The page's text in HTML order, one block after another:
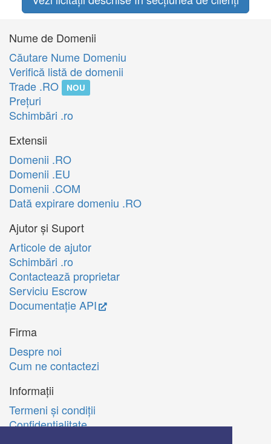
Nume de Domenii
Căutare Nume Domeniu
Verifică listă de domenii
Trade .RO
NOU
Preţuri
Schimbări .ro
Extensii
Domenii .RO
Domenii .EU
Domenii .COM
Dată expirare domeniu .RO
Ajutor și Suport
Articole de ajutor
Schimbări .ro
Contactează proprietar
Serviciu Escrow
Documentație API
Firma
Despre noi
Cum ne contactezi
Informații
Termeni şi condiţii
Confidenţialitate